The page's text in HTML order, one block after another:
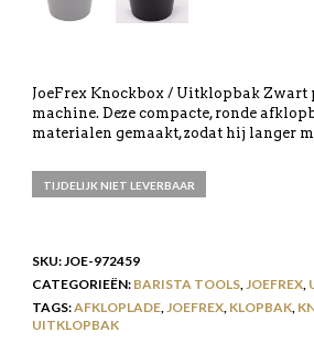
JoeFrex Knockbox / Uitklopbak Zwart
machine. Deze compacte, ronde
materialen gemaakt, zodat hij langer
TIJDELIJK NIET LEVERBAAR
SKU: JOE-972459
CATEGORIEËN: BARISTA TOOLS, JOEFREX,
TAGS:AFKLOPLADE, JOEFREX, KLOPBAK,
UITKLOPBAK